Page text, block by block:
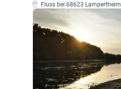
Fluss bei 68623 Lampertheim